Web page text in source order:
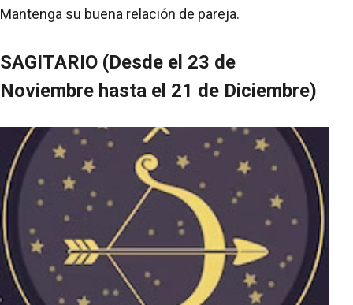
Mantenga su buena relación de pareja.
SAGITARIO (Desde el 23 de
Noviembre hasta el 21 de Diciembre)